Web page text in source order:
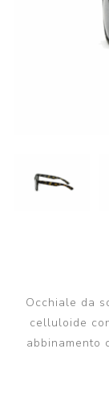
Occhiale da
celluloide
abbinamento